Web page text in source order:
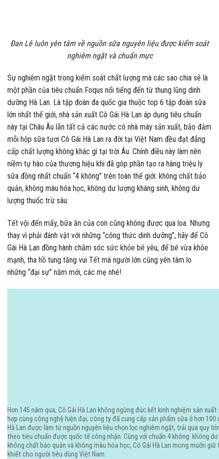
Đan Lê luôn yên tâm về nguồn sữa nguyên liệu được kiểm soát
nghiêm ngặt và chuẩn mực
Sự nghiêm ngặt trong kiểm soát chất lượng mà các sao chia sẻ là
một phần của tiêu chuẩn Foqus nổi tiếng đến từ thung lũng dinh
dưỡng Hà Lan. Là tập đoàn đa quốc gia thuộc top 6 tập đoàn sữa
lớn nhất thế giới, nhà sản xuất Cô Gái Hà Lan áp dụng tiêu chuẩn
này tại Châu Âu lẫn tất cả các nước có nhà máy sản xuất, bảo đảm
mỗi hộp sữa tươi Cô Gái Hà Lan ra đời tại Việt Nam đều đạt đẳng
cấp chất lượng không khác gì tại trời Âu. Chính điều này làm nên
niềm tự hào của thương hiệu khi đã góp phần tạo ra hàng triệu ly
sữa đồng nhất chuẩn “4 không” trên toàn thế giới: không chất bảo
quản, không màu hóa học, không dư lượng kháng sinh, không dư
lượng thuốc trừ sâu.
Tết vội đến mấy, bữa ăn của con cũng không được qua loa. Nhưng
thay vì phải đánh vật với những “công thức dinh dưỡng”, hãy để Cô
Gái Hà Lan đồng hành chăm sóc sức khỏe bé yêu, để bé vừa khỏe
mạnh, tha hồ tung tăng vui Tết mà người lớn cũng yên tâm lo
những “đại sự” năm mới, các mẹ nhé!
Hơn 145 năm qua, Cô Gái Hà Lan không ngừng đúc kết kinh nghiệm sản
hợp cùng công nghệ hiện đại, công ty đã cung cấp sản phẩm sữa ở hơn
Hà Lan được làm từ nguồn nguyên liệu chọn lọc nghiêm ngặt, trải qua quy
theo tiêu chuẩn được quốc tế công nhận. Cùng với chuẩn 4 không: không
không chất bảo quản và không màu hóa học, Cô Gái Hà Lan mong muốn
khiết cho người tiêu dùng Việt Nam.